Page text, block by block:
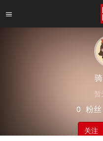
暂
0 粉丝
关注